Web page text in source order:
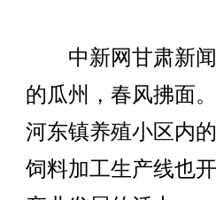
中新网甘肃新闻
的瓜州，春风拂面
河东镇养殖小区内
饲料加工生产线也